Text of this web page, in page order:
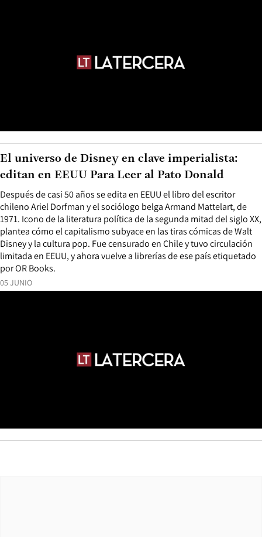
05 JUNIO
Después de casi 50 años se edita en EEUU el libro del escritor
chileno Ariel Dorfman y el sociólogo belga Armand Mattelart, de
1971. Icono de la literatura política de la segunda mitad del siglo XX,
plantea cómo el capitalismo subyace en las tiras cómicas de Walt
Disney y la cultura pop. Fue censurado en Chile y tuvo circulación
limitada en EEUU, y ahora vuelve a librerías de ese país etiquetado
por OR Books.
El universo de Disney en clave imperialista:
editan en EEUU Para Leer al Pato Donald